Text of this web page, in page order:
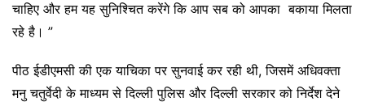
चाहिए और हम यह सुनिश्चित करेंगे कि आप सब को आपका बकाया मिलता
रहे है। ”
पीठ ईडीएमसी की एक याचिका पर सुनवाई कर रही थी, जिसमें अधिवक्ता
मनु चतुर्वेदी के माध्यम से दिल्ली पुलिस और दिल्ली सरकार को निर्देश देने